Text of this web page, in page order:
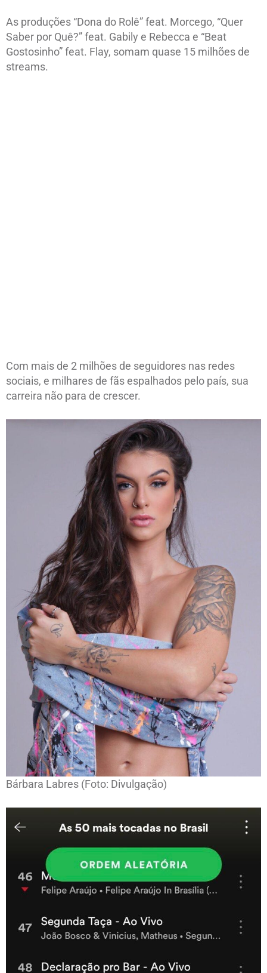
As produções “Dona do Rolê” feat. Morcego, “Quer
Saber por Quê?” feat. Gabily e Rebecca e “Beat
Gostosinho” feat. Flay, somam quase 15 milhões de
streams.
Com mais de 2 milhões de seguidores nas redes
sociais, e milhares de fãs espalhados pelo país, sua
carreira não para de crescer.
Bárbara Labres (Foto: Divulgação)